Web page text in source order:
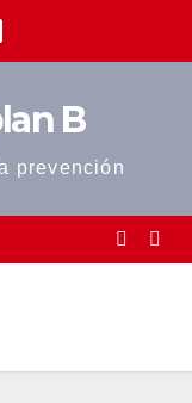
B
prevención